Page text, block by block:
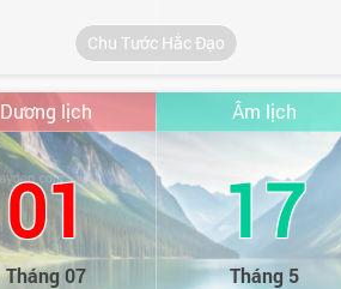
Chu Tước Hắc Đạo
Dương lịch
01
Tháng 07
Âm lịch
17
Tháng 5